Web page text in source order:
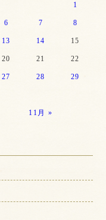
11月 »
1
6 7 8
13 14 15
20 21 22
27 28 29